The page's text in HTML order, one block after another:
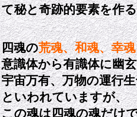
て秘と奇跡的要素を作
四魂の荒魂、和魂、幸
意識体から有識体に幽
宇宙万有、万物の運行
といわれていますが、
この魂は四魂の魂だけ